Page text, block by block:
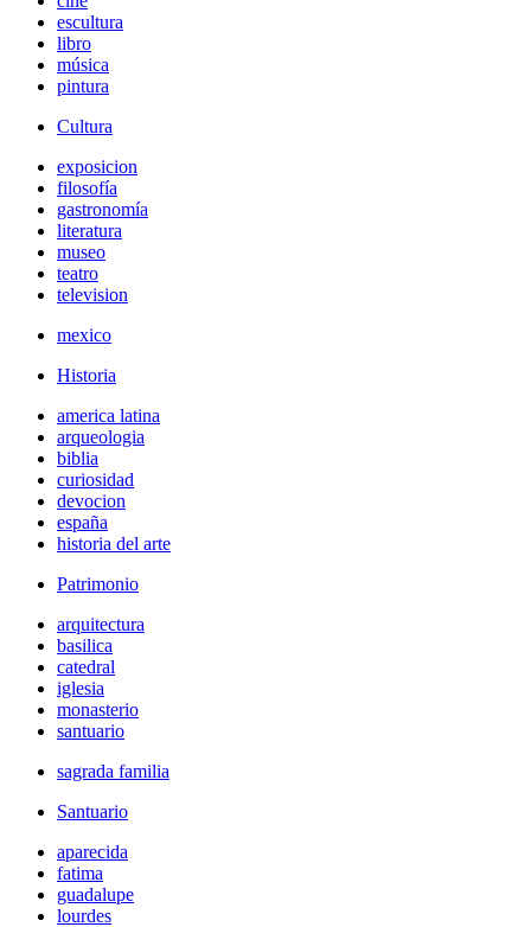
escultura
libro
música
pintura
Cultura
exposicion
filosofía
gastronomía
literatura
museo
teatro
television
mexico
Historia
america latina
arqueologia
biblia
curiosidad
devocion
españa
historia del arte
Patrimonio
arquitectura
basilica
catedral
iglesia
monasterio
santuario
sagrada familia
Santuario
aparecida
fatima
guadalupe
lourdes